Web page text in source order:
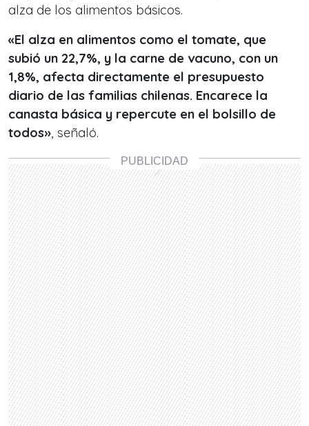
alza de los alimentos básicos.
«El alza en alimentos como el tomate, que
subió un 22,7%, y la carne de vacuno, con un
1,8%, afecta directamente el presupuesto
diario de las familias chilenas. Encarece la
canasta básica y repercute en el bolsillo de
todos», señaló.